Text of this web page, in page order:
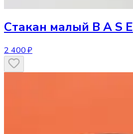
Стакан малый B A S E
2 400 ₽